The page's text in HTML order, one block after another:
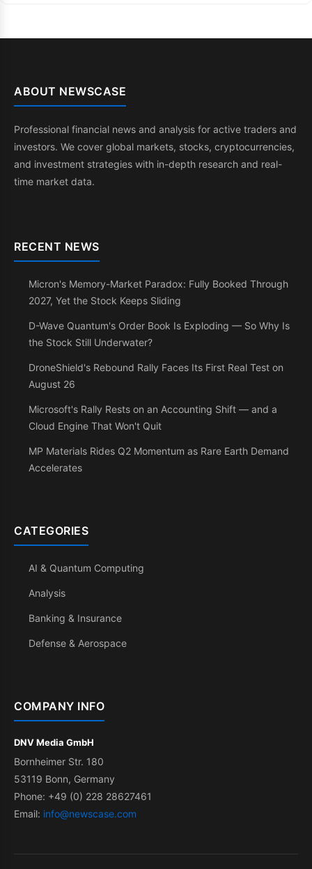
ABOUT NEWSCASE
Professional financial news and analysis for active traders and
investors. We cover global markets, stocks, cryptocurrencies,
and investment strategies with in-depth research and real-
time market data.
RECENT NEWS
Micron's Memory-Market Paradox: Fully Booked Through
2027, Yet the Stock Keeps Sliding
D-Wave Quantum's Order Book Is Exploding — So Why Is
the Stock Still Underwater?
DroneShield's Rebound Rally Faces Its First Real Test on
August 26
Microsoft's Rally Rests on an Accounting Shift — and a
Cloud Engine That Won't Quit
MP Materials Rides Q2 Momentum as Rare Earth Demand
Accelerates
CATEGORIES
AI & Quantum Computing
Analysis
Banking & Insurance
Defense & Aerospace
COMPANY INFO
DNV Media GmbH
Bornheimer Str. 180
53119 Bonn, Germany
Phone: +49 (0) 228 28627461
Email: info@newscase.com